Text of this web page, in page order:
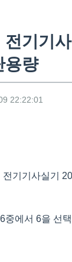
전기기
용량
22:22:01
기기사실기
중에서 6을 선